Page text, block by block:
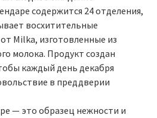
содержится 24 отделения,
восхитительные
Milka, изготовленные из
молока. Продукт создан
каждый день декабря
в преддверии
— это образец нежности и